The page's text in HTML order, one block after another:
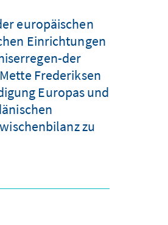
europäischen
Einrichtungen
der
Frederiksen
Europas und
zu